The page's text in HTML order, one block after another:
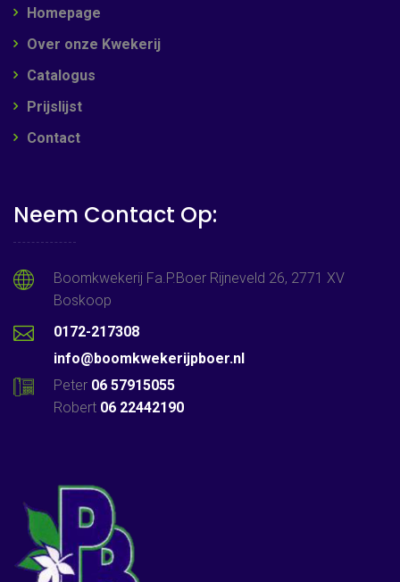
Homepage
Over onze Kwekerij
Catalogus
Prijslijst
Contact
Neem Contact Op:
Boomkwekerij Fa.P.Boer Rijneveld 26, 2771 XV
Boskoop
0172-217308
info@boomkwekerijpboer.nl
Peter 06 57915055
Robert 06 22442190